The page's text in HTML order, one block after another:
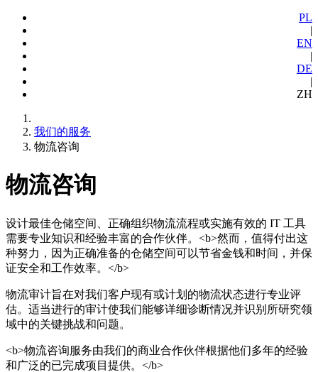
PL
|
EN
|
DE
|
ZH
我们的服务
物流咨询
物流咨询
设计最佳仓储空间、正确组织物流流程或实施有效的 IT 工具
需要专业知识和经验丰富的合作伙伴。<b>然而，值得付出这
种努力，因为正确准备的仓储空间可以节省金钱和时间，并保
证安全和工作效率。</b>
物流审计旨在对我们客户现有或计划的物流状态进行专业评
估。适当进行的审计使我们能够详细诊断情况并识别所研究领
域中的关键挑战和问题。
<b>物流咨询服务由我们的商业合作伙伴根据他们多年的经验
和广泛的已完成项目提供。</b>